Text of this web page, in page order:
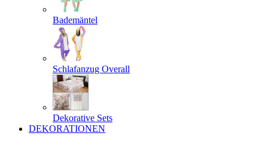
Bademäntel
Schlafanzug Overall
Dekorative Sets
DEKORATIONEN